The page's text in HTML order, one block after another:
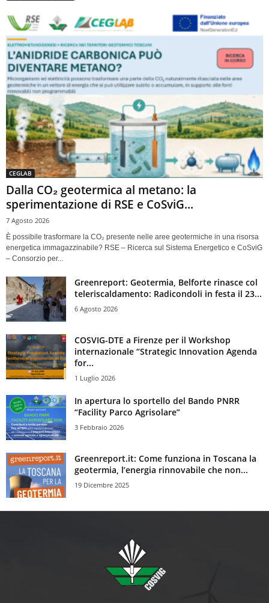
CEGLAB
Dalla CO₂ geotermica al metano: la
sperimentazione di RSE e CoSviG...
7 Agosto 2026
È possibile trasformare la CO₂ presente nelle aree geotermiche in una risorsa
energetica immagazzinabile? RSE – Ricerca sul Sistema Energetico e CoSviG
– Consorzio per...
Greenreport: Geotermia, Belforte rinasce col
teleriscaldamento: Radicondoli in festa il 23...
6 Agosto 2026
COSVIG-DTE a Firenze per il Workshop
internazionale “Strategic Innovation Agenda
for...
1 Luglio 2026
In apertura lo sportello del Bando PNRR
“Facility Parco Agrisolare”
3 Febbraio 2026
Greenreport.it: Come funziona in Toscana la
geotermia, l’energia rinnovabile che non...
19 Dicembre 2025